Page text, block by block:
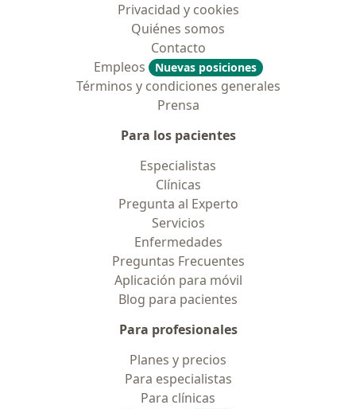
Privacidad y cookies
Quiénes somos
Contacto
Empleos
Nuevas posiciones
Términos y condiciones generales
Prensa
Para los pacientes
Especialistas
Clínicas
Pregunta al Experto
Servicios
Enfermedades
Preguntas Frecuentes
Aplicación para móvil
Blog para pacientes
Para profesionales
Planes y precios
Para especialistas
Para clínicas